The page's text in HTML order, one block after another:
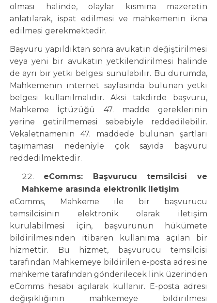
olması halinde, olaylar kısmına mazeretin
anlatılarak, ispat edilmesi ve mahkemenin ikna
edilmesi gerekmektedir.
Başvuru yapıldıktan sonra avukatın değiştirilmesi
veya yeni bir avukatın yetkilendirilmesi halinde
de ayrı bir yetki belgesi sunulabilir. Bu durumda,
Mahkemenin internet sayfasında bulunan yetki
belgesi kullanılmalıdır. Aksi takdirde başvuru,
Mahkeme İçtüzüğü 47. madde gereklerinin
yerine getirilmemesi sebebiyle reddedilebilir.
Vekaletnamenin 47. maddede bulunan şartları
taşımaması nedeniyle çok sayıda başvuru
reddedilmektedir.
eComms: Başvurucu temsilcisi ve
Mahkeme arasında elektronik iletişim
eComms, Mahkeme ile bir başvurucu
temsilcisinin elektronik olarak iletişim
kurulabilmesi için, başvurunun hükümete
bildirilmesinden itibaren kullanıma açılan bir
hizmettir. Bu hizmet, başvurucu temsilcisi
tarafından Mahkemeye bildirilen e-posta adresine
mahkeme tarafından gönderilecek link üzerinden
eComms hesabı açılarak kullanır. E-posta adresi
değişikliğinin mahkemeye bildirilmesi